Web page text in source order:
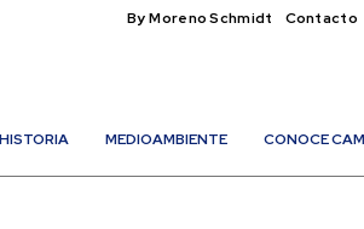
By Moreno Schmidt Contacto
HISTORIA MEDIOAMBIENTE CONOCE